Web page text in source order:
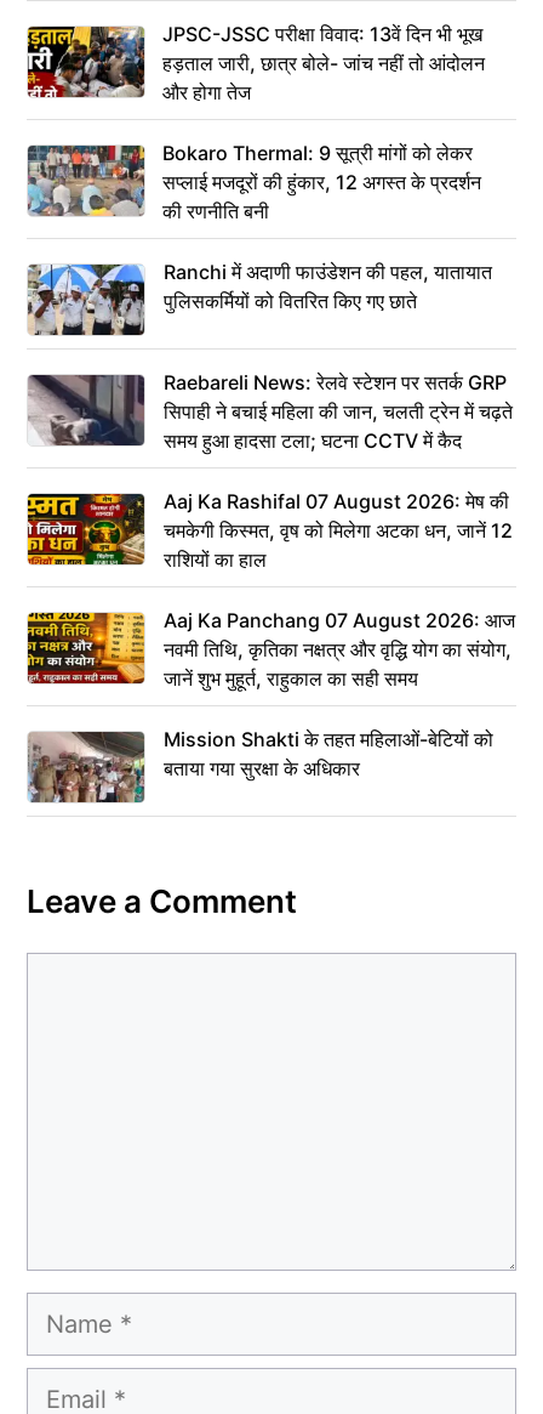
JPSC-JSSC परीक्षा विवाद: 13वें दिन भी भूख
हड़ताल जारी, छात्र बोले- जांच नहीं तो आंदोलन
और होगा तेज
Bokaro Thermal: 9 सूत्री मांगों को लेकर
सप्लाई मजदूरों की हुंकार, 12 अगस्त के प्रदर्शन
की रणनीति बनी
Ranchi में अदाणी फाउंडेशन की पहल, यातायात
पुलिसकर्मियों को वितरित किए गए छाते
Raebareli News: रेलवे स्टेशन पर सतर्क GRP
सिपाही ने बचाई महिला की जान, चलती ट्रेन में चढ़ते
समय हुआ हादसा टला; घटना CCTV में कैद
Aaj Ka Rashifal 07 August 2026: मेष की
चमकेगी किस्मत, वृष को मिलेगा अटका धन, जानें 12
राशियों का हाल
Aaj Ka Panchang 07 August 2026: आज
नवमी तिथि, कृतिका नक्षत्र और वृद्धि योग का संयोग,
जानें शुभ मुहूर्त, राहुकाल का सही समय
Mission Shakti के तहत महिलाओं-बेटियों को
बताया गया सुरक्षा के अधिकार
Leave a Comment
Name
Email